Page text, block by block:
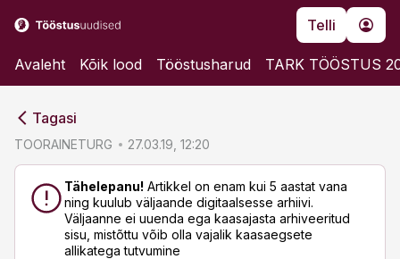
Telli
Avaleht Kõik lood Tööstusharud TARK TÖÖSTUS
Tagasi
TOORAINETURG 27.03.19, 12:20
Tähelepanu! Artikkel on enam kui 5 aastat vana
ning kuulub väljaande digitaalsesse arhiivi.
Väljaanne ei uuenda ega kaasajasta arhiveeritud
sisu, mistõttu võib olla vajalik kaasaegsete
allikatega tutvumine